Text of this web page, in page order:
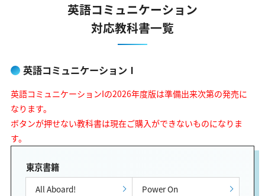
英語コミュニケーション
対応教科書一覧
英語コミュニケーションⅠ
英語コミュニケーションIの2026年度版は準備出来次第の発売に
なります。
ボタンが押せない教科書は現在ご購入ができないものになりま
す。
東京書籍
All Aboard!
Power On